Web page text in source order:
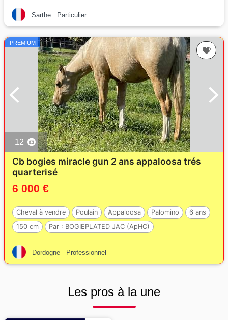
Sarthe Particulier
PREMIUM
12
Cb bogies miracle gun 2 ans appaloosa trés
quarterisé
6 000 €
Cheval à vendre Poulain Appaloosa Palomino
6 ans
150 cm
Par : BOGIEPLATED JAC (ApHC)
Dordogne Professionnel
Les pros à la une